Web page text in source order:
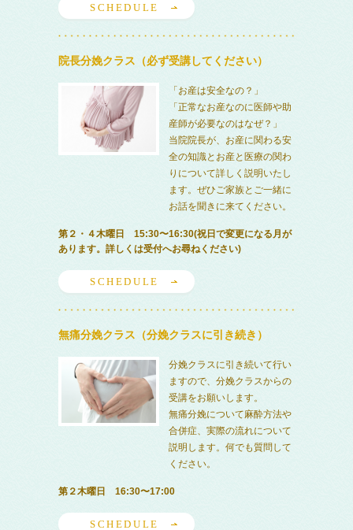
SCHEDULE
院長分娩クラス（必ず受講してください）
「お産は安全なの？」
「正常なお産なのに医師や助
産師が必要なのはなぜ？」
当院院長が、お産に関わる安
全の知識とお産と医療の関わ
りについて詳しく説明いたし
ます。ぜひご家族とご一緒に
お話を聞きに来てください。
第２・４木曜日 15:30〜16:30(祝日で変更になる月が
あります。詳しくは受付へお尋ねください)
SCHEDULE
無痛分娩クラス（分娩クラスに引き続き）
分娩クラスに引き続いて行い
ますので、分娩クラスからの
受講をお願いします。
無痛分娩について麻酔方法や
合併症、実際の流れについて
説明します。何でも質問して
ください。
第２木曜日 16:30〜17:00
SCHEDULE